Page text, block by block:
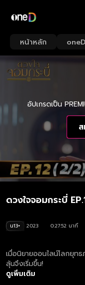
หน้าหลัก
อัปเกรดเป็น
ดวงใจจอมกระบี่
น13+ 2023
0:27:52 นาที
เมื่อนิยายออนไลน์โลกยุท
ลุ้นจึงเริ่มขึ้น!
ดูเพิ่มเติม